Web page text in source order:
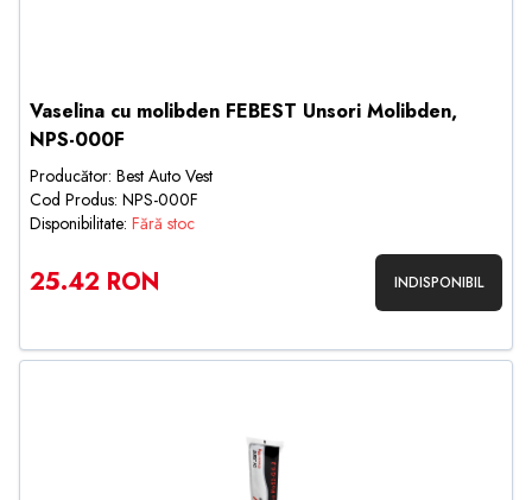
Vaselina cu molibden FEBEST Unsori Molibden,
NPS-000F
Producător: Best Auto Vest
Cod Produs: NPS-000F
Disponibilitate: Fără stoc
25.42 RON INDISPONIBIL